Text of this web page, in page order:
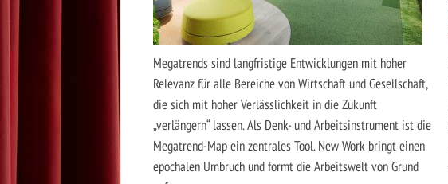
Megatrends sind langfristige Entwicklungen mit hoher
Relevanz für alle Bereiche von Wirtschaft und Gesellschaft,
die sich mit hoher Verlässlichkeit in die Zukunft
„verlängern“ lassen. Als Denk- und Arbeitsinstrument ist die
Megatrend-Map ein zentrales Tool. New Work bringt einen
epochalen Umbruch und formt die Arbeitswelt von Grund